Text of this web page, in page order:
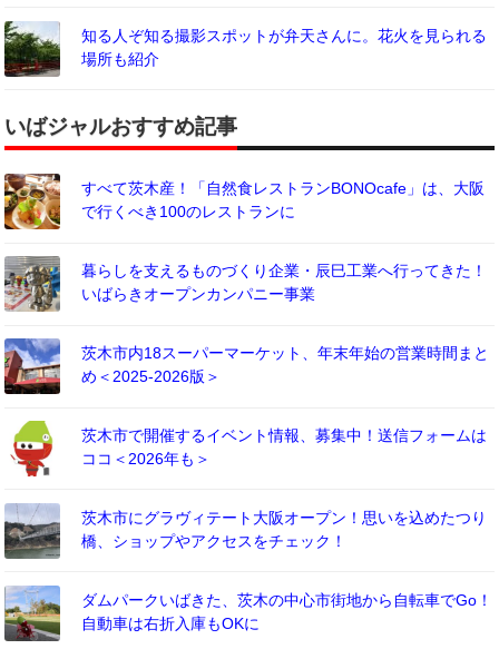
知る人ぞ知る撮影スポットが弁天さんに。花火を見られる
場所も紹介
いばジャルおすすめ記事
すべて茨木産！「自然食レストランBONOcafe」は、大阪
で行くべき100のレストランに
暮らしを支えるものづくり企業・辰巳工業へ行ってきた！
いばらきオープンカンパニー事業
茨木市内18スーパーマーケット、年末年始の営業時間まと
め＜2025-2026版＞
茨木市で開催するイベント情報、募集中！送信フォームは
ココ＜2026年も＞
茨木市にグラヴィテート大阪オープン！思いを込めたつり
橋、ショップやアクセスをチェック！
ダムパークいばきた、茨木の中心市街地から自転車でGo！
自動車は右折入庫もOKに